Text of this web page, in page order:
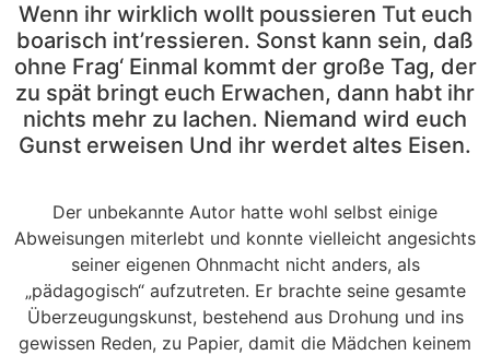
Wenn ihr wirklich wollt poussieren Tut euch
boarisch int’ressieren. Sonst kann sein, daß
ohne Frag‘ Einmal kommt der große Tag, der
zu spät bringt euch Erwachen, dann habt ihr
nichts mehr zu lachen. Niemand wird euch
Gunst erweisen Und ihr werdet altes Eisen.
Der unbekannte Autor hatte wohl selbst einige
Abweisungen miterlebt und konnte vielleicht angesichts
seiner eigenen Ohnmacht nicht anders, als
„pädagogisch“ aufzutreten. Er brachte seine gesamte
Überzeugungskunst, bestehend aus Drohung und ins
gewissen Reden, zu Papier, damit die Mädchen keinem